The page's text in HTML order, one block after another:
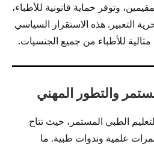
وتوفر حماية قانونية للأطباء،
التعبير. هذه الاستقرار السياسي
للأطباء من جميع الجنسيات.
الطبي المستمر، حيث تتاح
علمية وندوات طبية. ما